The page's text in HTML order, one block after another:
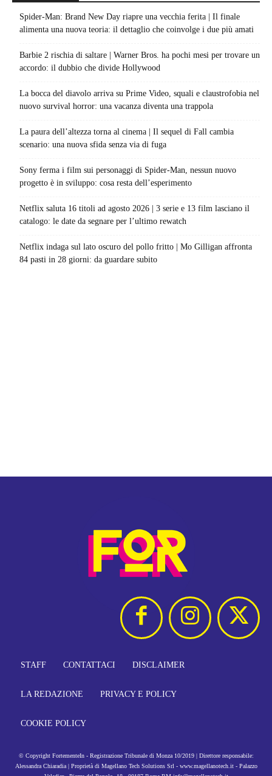
Spider-Man: Brand New Day riapre una vecchia ferita | Il finale
alimenta una nuova teoria: il dettaglio che coinvolge i due più amati
Barbie 2 rischia di saltare | Warner Bros. ha pochi mesi per trovare un
accordo: il dubbio che divide Hollywood
La bocca del diavolo arriva su Prime Video, squali e claustrofobia nel
nuovo survival horror: una vacanza diventa una trappola
La paura dell’altezza torna al cinema | Il sequel di Fall cambia
scenario: una nuova sfida senza via di fuga
Sony ferma i film sui personaggi di Spider-Man, nessun nuovo
progetto è in sviluppo: cosa resta dell’esperimento
Netflix saluta 16 titoli ad agosto 2026 | 3 serie e 13 film lasciano il
catalogo: le date da segnare per l’ultimo rewatch
Netflix indaga sul lato oscuro del pollo fritto | Mo Gilligan affronta
84 pasti in 28 giorni: da guardare subito
STAFF CONTATTACI DISCLAIMER
LA REDAZIONE PRIVACY E POLICY
COOKIE POLICY
© Copyright FortementeIn - Registrazione Tribunale di Monza 10/2019 | Direttore responsabile:
Alessandra Chiaradia | Proprietà di Magellano Tech Solutions Srl - www.magellanotech.it - Palazzo